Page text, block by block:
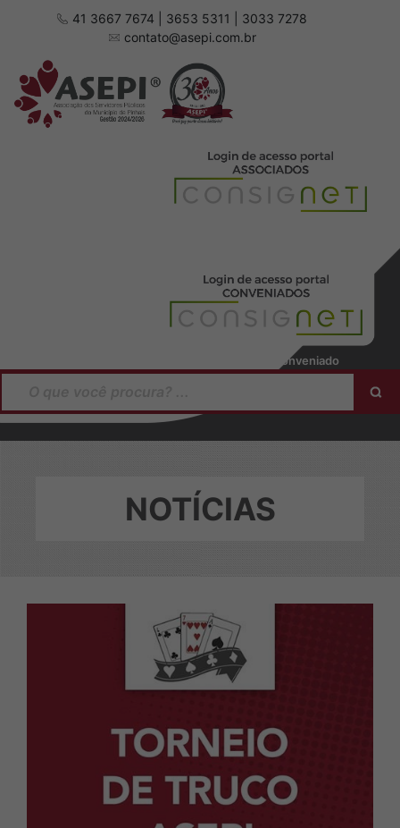
41 3667 7674 | 3653 5311 | 3033 7278
contato@asepi.com.br
Baixar manual Conveniado
Login do Conveniado
Login Associado
NOTÍCIAS